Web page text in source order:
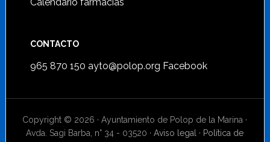
Calendario farmacias
CONTACTO
965 870 150 ayto@polop.org Facebook
Copyright © 2026 · Ayuntamiento de Polop de la Marina ·
Avda. Sagi Barba, n° 34 - 03520 ·Aviso legal · Política de